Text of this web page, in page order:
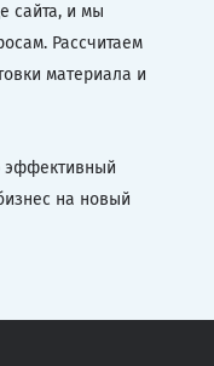
сайта, и мы
Рассчитаем
материала и
эффективный
на новый